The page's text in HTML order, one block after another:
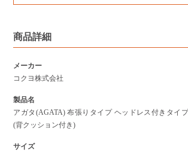
商品詳細
メーカー
コクヨ株式会社
製品名
アガタ(AGATA) 布張りタイプ ヘッドレス付きタイ
(背クッション付き)
サイズ